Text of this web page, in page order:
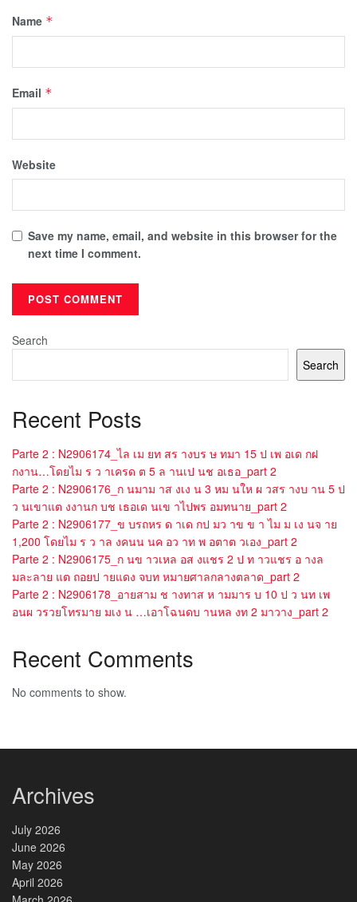
Name *
Email *
Website
Save my name, email, and website in this browser for the
next time I comment.
Search
Search
Recent Posts
Parte 2 : N2906174_ไล เม ยท สร างบร ษ ทมา 15 ป เพ อเด กฝ
กงาน…โดยไม ร ว าเครด ต 5 ล านเป นช อเธอ_part 2
Parte 2 : N2906176_ก นมาม าส งเง น 3 หม นให ผ วสร างบ าน 5 ป
ว นเขาแต งงานก บช เธอเด นเข าไปพร อมทนาย_part 2
Parte 2 : N2906177_ข บรถหร ด าเด กป มว าข ข า ไม ม เง นจ าย
1,200 โดยไม ร ว าล งคนน นค อว าท พ อตาต วเอง_part 2
Parte 2 : N2906175_ก นข าวเหล อส งแชร 2 ป ท าวแชร อ างล
มละลาย แต ถอยป ายแดง จบท หมายศาลกลางตลาด_part 2
Parte 2 : N2906178_อายสาม ช างทาส ห ามมาร บ 10 ป ว นท เพ
อนผ วรวยโทรมาย มเง น …เอาโฉนดบ านหล งท 2 มาวาง_part 2
Recent Comments
No comments to show.
Archives
July 2026
June 2026
May 2026
April 2026